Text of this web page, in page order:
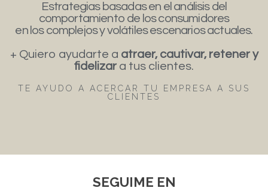
Estrategias basadas en el análisis del
comportamiento de los consumidores
en los complejos y volátiles escenarios actuales.
+ Quiero ayudarte a atraer, cautivar, retener y
fidelizar a tus clientes.
TE AYUDO A ACERCAR TU EMPRESA A SUS
CLIENTES
SEGUIME EN